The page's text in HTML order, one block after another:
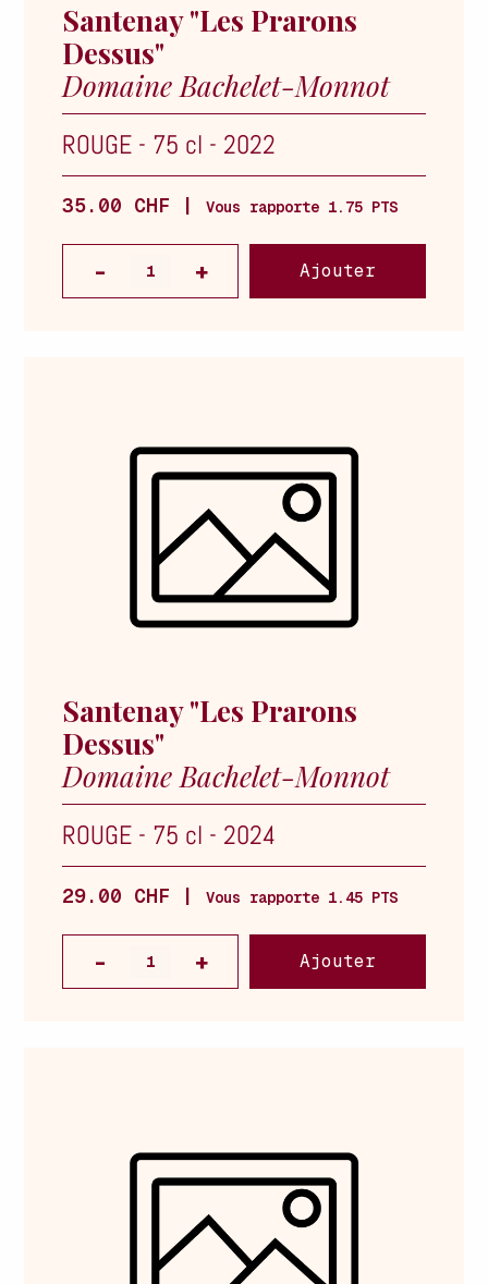
Santenay "Les Prarons
Dessus"
Domaine Bachelet-Monnot
ROUGE - 75 cl - 2022
35.00 CHF | Vous rapporte 1.75 PTS
Ajouter
Santenay "Les Prarons
Dessus"
Domaine Bachelet-Monnot
ROUGE - 75 cl - 2024
29.00 CHF | Vous rapporte 1.45 PTS
Ajouter